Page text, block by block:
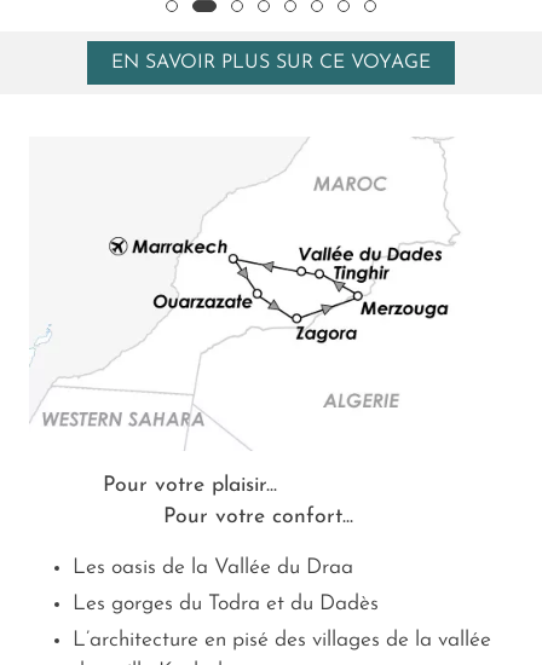
EN SAVOIR PLUS SUR CE VOYAGE
Pour votre plaisir...
Pour votre confort...
Les oasis de la Vallée du Draa
Les gorges du Todra et du Dadès
L’architecture en pisé des villages de la vallée